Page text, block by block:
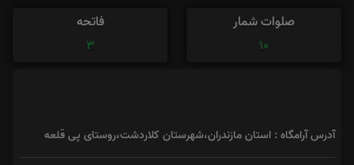
صلوات شمار
10
فاتحه
3
آدرس آرامگاه : استان مازندران،شهرستان کلاردشت،روستای پی قلعه